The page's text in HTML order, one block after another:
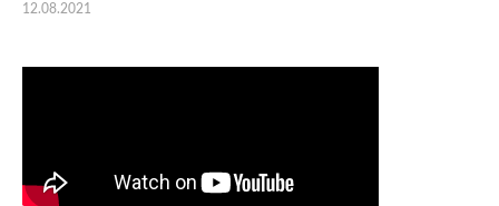
12.08.2021